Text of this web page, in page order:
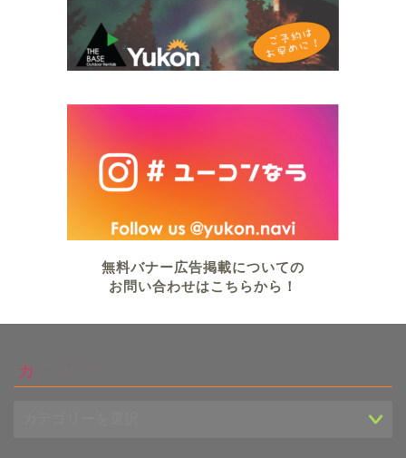
無料バナー広告掲載についての
お問い合わせはこちらから！